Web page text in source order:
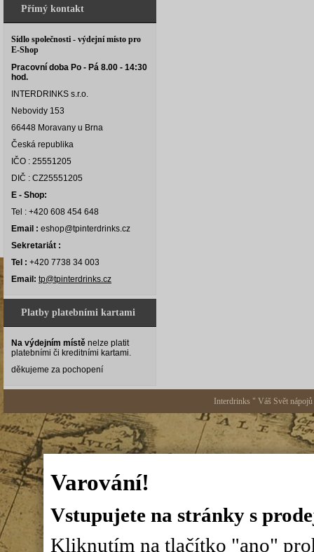
Přímý kontakt
Sídlo společnosti - výdejní místo pro
E-Shop
Pracovní doba Po - Pá 8.00 - 14:30
hod.
INTERDRINKS s.r.o.
Nebovidy 153
66448 Moravany u Brna
Česká republika
IČO : 25551205
DIČ : CZ25551205
E - Shop:
Tel : +420 608 454 648
Email : eshop@tpinterdrinks.cz
Sekretariát :
Tel : +420 7738 34 003
Email: tp@tpinterdrinks.cz
Platby platebními kartami
Na výdejním místě nelze platit
platebními či kreditními kartami.
děkujeme za pochopení
Interdrinks " Váš Svět
Varování!
Vstupujete na stránky s
Kliknutím na tlačítko "ano"